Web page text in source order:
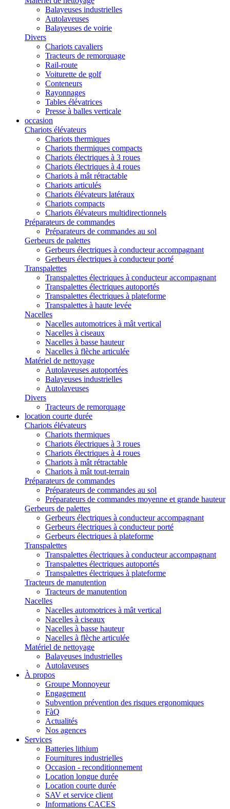
Balayeuses industrielles
Autolaveuses
Balayeuses de voirie
Divers
Chariots cavaliers
Tracteurs de remorquage
Rail-route
Voiturette de golf
Conteneurs
Rayonnages
Tables élévatrices
Presse à balles verticale
occasion
Chariots élévateurs
Chariots thermiques
Chariots thermiques compacts
Chariots électriques à 3 roues
Chariots électriques à 4 roues
Chariots à mât rétractable
Chariots articulés
Chariots élévateurs latéraux
Chariots compacts
Chariots élévateurs multidirectionnels
Préparateurs de commandes
Préparateurs de commandes au sol
Gerbeurs de palettes
Gerbeurs électriques à conducteur accompagnant
Gerbeurs électriques à conducteur porté
Transpalettes
Transpalettes électriques à conducteur accompagnant
Transpalettes électriques autoportés
Transpalettes électriques à plateforme
Transpalettes à haute levée
Nacelles
Nacelles automotrices à mât vertical
Nacelles à ciseaux
Nacelles à basse hauteur
Nacelles à flèche articulée
Matériel de nettoyage
Autolaveuses autoportées
Balayeuses industrielles
Autolaveuses
Divers
Tracteurs de remorquage
location courte durée
Chariots élévateurs
Chariots thermiques
Chariots électriques à 3 roues
Chariots électriques à 4 roues
Chariots à mât rétractable
Chariots à mât tout-terrain
Préparateurs de commandes
Préparateurs de commandes au sol
Préparateurs de commandes moyenne et grande hauteur
Gerbeurs de palettes
Gerbeurs électriques à conducteur accompagnant
Gerbeurs électriques à conducteur porté
Gerbeurs électriques à plateforme
Transpalettes
Transpalettes électriques à conducteur accompagnant
Transpalettes électriques autoportés
Transpalettes électriques à plateforme
Tracteurs de manutention
Tracteurs de manutention
Nacelles
Nacelles automotrices à mât vertical
Nacelles à ciseaux
Nacelles à basse hauteur
Nacelles à flèche articulée
Matériel de nettoyage
Balayeuses industrielles
Autolaveuses
À propos
Groupe Monnoyeur
Engagement
Subvention prévention des risques ergonomiques
FàQ
Actualités
Nos agences
Services
Batteries lithium
Fournitures industrielles
Occasion - reconditionnement
Location longue durée
Location courte durée
SAV et service client
Informations CACES